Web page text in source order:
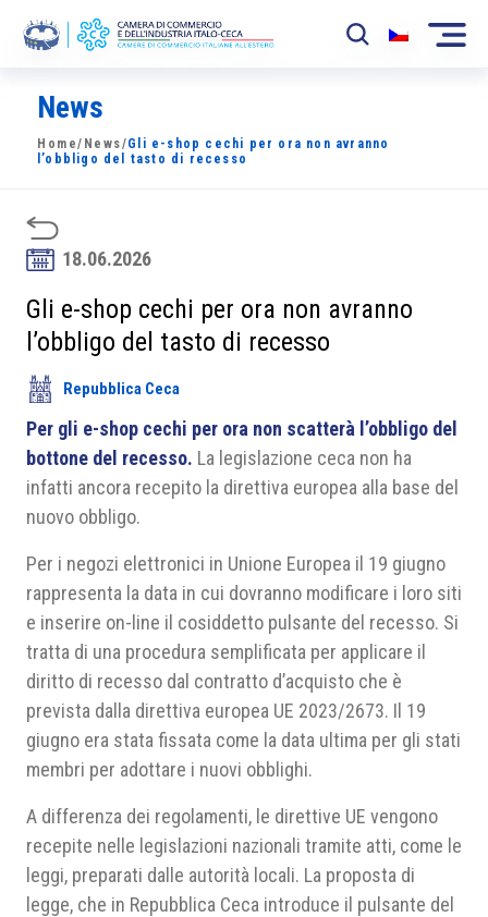
La Camera
News
Sviluppo Mercato
Soci
Partner
Progetti
Area riservata
News
Home/ News/Gli e-shop cechi per ora non avranno
l’obbligo del tasto di recesso
18.06.2026
Gli e-shop cechi per ora non avranno
l’obbligo del tasto di recesso
Repubblica Ceca
Per gli e-shop cechi per ora non scatterà l’obbligo del
bottone del recesso. La legislazione ceca non ha
infatti ancora recepito la direttiva europea alla base del
nuovo obbligo.
Per i negozi elettronici in Unione Europea il 19 giugno
rappresenta la data in cui dovranno modificare i loro siti
e inserire on-line il cosiddetto pulsante del recesso. Si
tratta di una procedura semplificata per applicare il
diritto di recesso dal contratto d’acquisto che è
prevista dalla direttiva europea UE 2023/2673. Il 19
giugno era stata fissata come la data ultima per gli stati
membri per adottare i nuovi obblighi.
A differenza dei regolamenti, le direttive UE vengono
recepite nelle legislazioni nazionali tramite atti, come le
leggi, preparati dalle autorità locali. La proposta di
legge, che in Repubblica Ceca introduce il pulsante del